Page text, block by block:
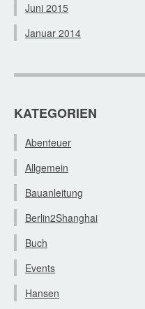
Juni 2015
Januar 2014
KATEGORIEN
Abenteuer
Allgemein
Bauanleitung
Berlin2Shanghai
Buch
Events
Hansen